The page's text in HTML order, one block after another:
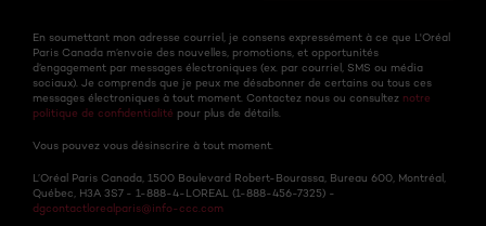
En soumettant mon adresse courriel, je consens expressément à ce que L'Oréal
Paris Canada m’envoie des nouvelles, promotions, et opportunités
d’engagement par messages électroniques (ex. par courriel, SMS ou média
sociaux). Je comprends que je peux me désabonner de certains ou tous ces
messages électroniques à tout moment. Contactez nous ou consultez notre
politique de confidentialité pour plus de détails.
Vous pouvez vous désinscrire à tout moment.
L’Oréal Paris Canada, 1500 Boulevard Robert-Bourassa, Bureau 600, Montréal,
Québec, H3A 3S7 - 1-888-4-LOREAL (1-888-456-7325) -
dgcontactlorealparis@info-ccc.com